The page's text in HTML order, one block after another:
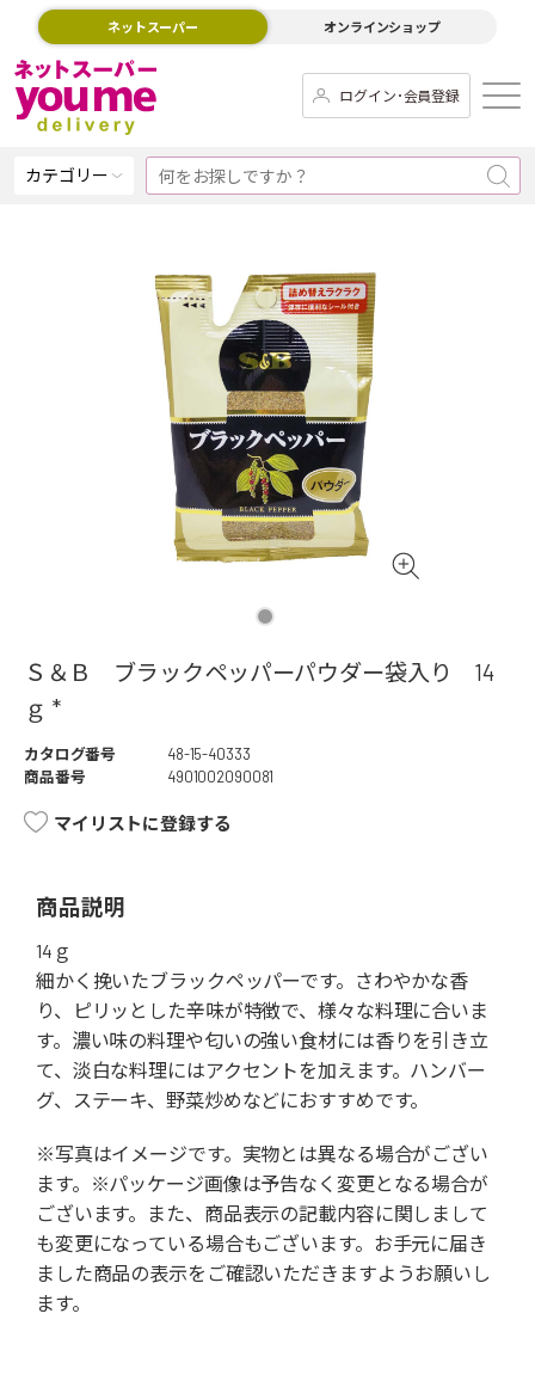
ネットスーパー オンラインショップ
ログイン･会員登録
カテゴリー
Ｓ＆Ｂ ブラックペッパーパウダー袋入り 14
ｇ *
カタログ番号
48-15-40333
商品番号
4901002090081
マイリストに登録する
商品説明
14ｇ
細かく挽いたブラックペッパーです。さわやかな香
り、ピリッとした辛味が特徴で、様々な料理に合いま
す。濃い味の料理や匂いの強い食材には香りを引き立
て、淡白な料理にはアクセントを加えます。ハンバー
グ、ステーキ、野菜炒めなどにおすすめです。
※写真はイメージです。実物とは異なる場合がござい
ます。※パッケージ画像は予告なく変更となる場合が
ございます。また、商品表示の記載内容に関しまして
も変更になっている場合もございます。お手元に届き
ました商品の表示をご確認いただきますようお願いし
ます。